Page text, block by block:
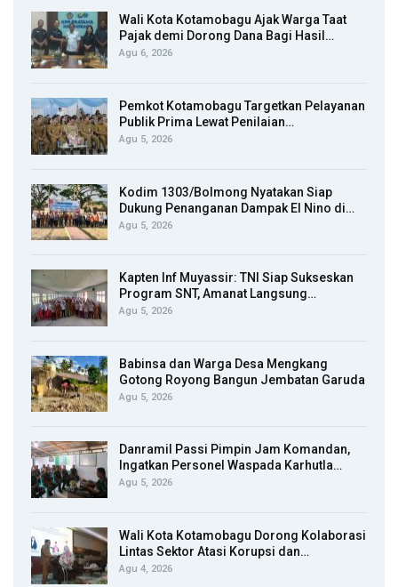
Wali Kota Kotamobagu Ajak Warga Taat
Pajak demi Dorong Dana Bagi Hasil…
Agu 6, 2026
Pemkot Kotamobagu Targetkan Pelayanan
Publik Prima Lewat Penilaian…
Agu 5, 2026
Kodim 1303/Bolmong Nyatakan Siap
Dukung Penanganan Dampak El Nino di…
Agu 5, 2026
Kapten Inf Muyassir: TNI Siap Sukseskan
Program SNT, Amanat Langsung…
Agu 5, 2026
Babinsa dan Warga Desa Mengkang
Gotong Royong Bangun Jembatan Garuda
Agu 5, 2026
Danramil Passi Pimpin Jam Komandan,
Ingatkan Personel Waspada Karhutla…
Agu 5, 2026
Wali Kota Kotamobagu Dorong Kolaborasi
Lintas Sektor Atasi Korupsi dan…
Agu 4, 2026